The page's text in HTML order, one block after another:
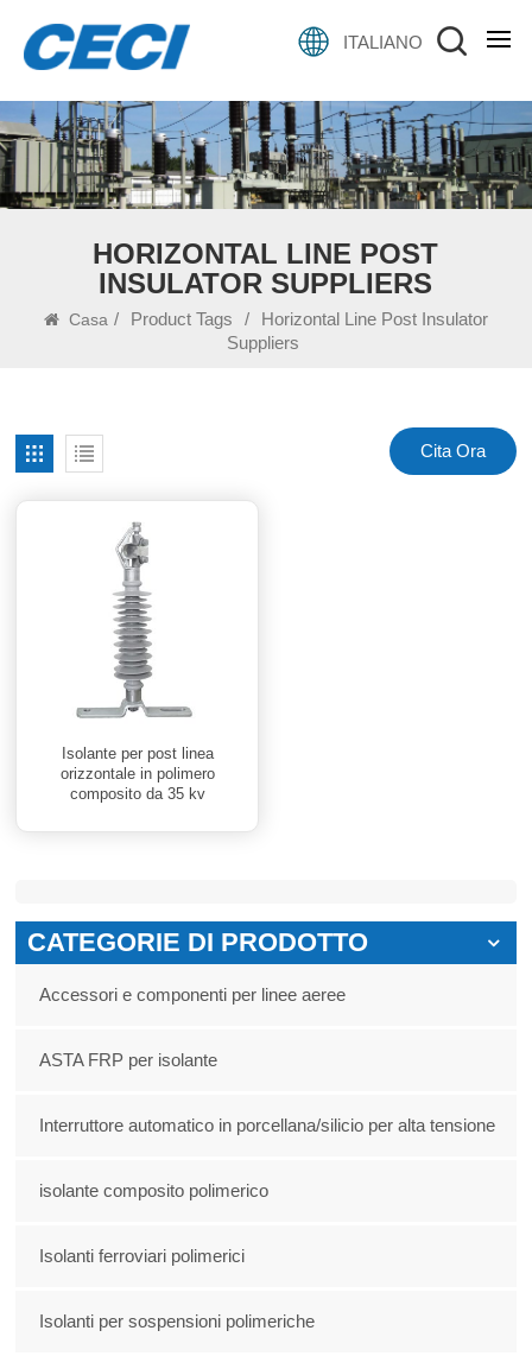
ITALIANO
HORIZONTAL LINE POST
INSULATOR SUPPLIERS
Casa / Product Tags /
Horizontal Line Post Insulator
Suppliers
Cita Ora
Isolante per post linea
orizzontale in polimero
composito da 35 kv
CATEGORIE DI PRODOTTO
Accessori e componenti per linee aeree
ASTA FRP per isolante
Interruttore automatico in porcellana/silicio per alta tensione
isolante composito polimerico
Isolanti ferroviari polimerici
Isolanti per sospensioni polimeriche